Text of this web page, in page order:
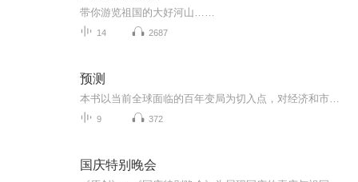
带你游览祖国的大好河山……
14 2687
预测
9 372
国庆特别晚会